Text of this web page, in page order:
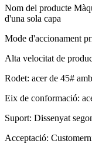
Nom del producte
d'una sola capa
Mode d'accionament
Alta velocitat de
Rodet: acer de 45#
Eix de conformació:
Suport: Dissenyat
Acceptació: